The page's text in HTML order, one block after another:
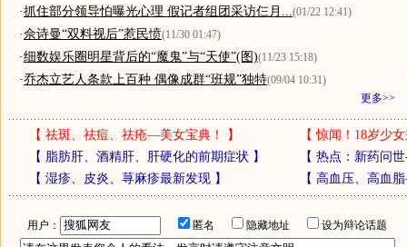
·抓住部分领导怕曝光心理 假记者组团采访仨月... (01/22 12:41)
·佘诗曼“双料视后”惹民愤(11/30 01:47)
·细数娱乐圈明星背后的“魔鬼”与“天使”(图)(11/23 15:18)
·乔杰立艺人条款上百种 偶像成群“班规”独特(09/04 10:31)
更多>>
【 祛斑、祛痘、祛疮—美女宝典！ 】 【惊闻！18岁少
【 脂肪肝、酒精肝、肝硬化的前期症状 】 【 热点：新药问
【 湿疹、皮炎、荨麻疹最新发现】 【 高血压、高血
用户： 匿名 隐藏地址 设为辩论话题